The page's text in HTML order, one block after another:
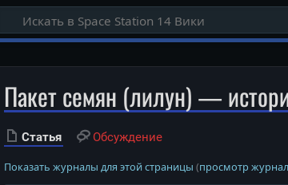
Пакет семян (лилун) —
Статья Обсуждение
Показать журналы для этой страницы (просмотр